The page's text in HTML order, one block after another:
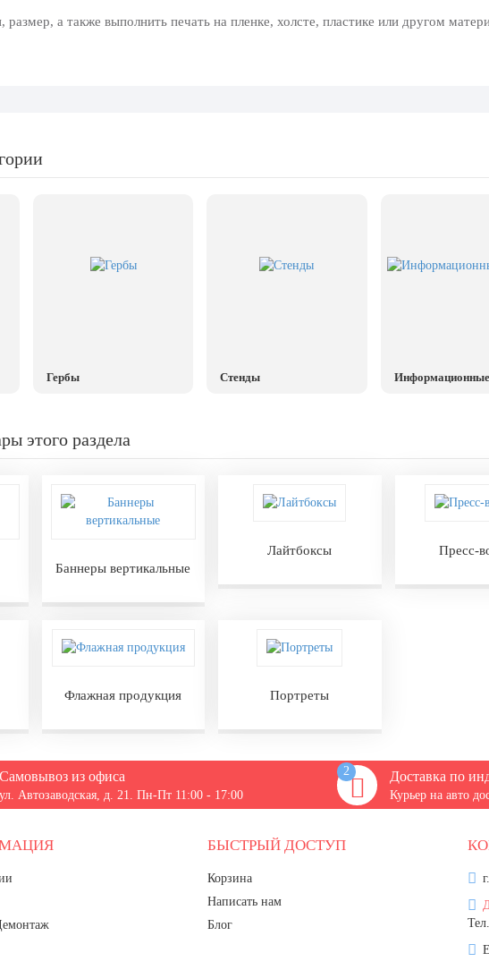
а также выполнить печать на пленке, холсте, пластике или другом
Гербы Стенды Информационные
этого раздела
Баннеры вертикальные
Лайтбоксы Пресс-
Флажная продукция Портреты
Самовывоз из офиса
ул. Автозаводская, д. 21. Пн-Пт 11:00 - 17:00
2 Доставка по
Курьер на авто
БЫСТРЫЙ ДОСТУП
Корзина
Написать нам
Блог